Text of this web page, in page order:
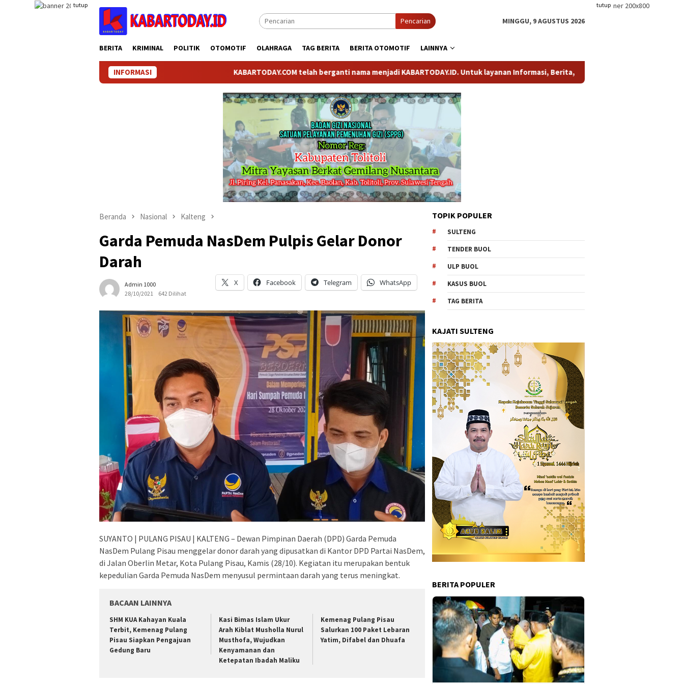
tutup tutup
Pencarian MINGGU, 9 AGUSTUS 2026
BERITA KRIMINAL POLITIK OTOMOTIF OLAHRAGA TAG BERITA BERITA OTOMOTIF LAINNYA
INFORMASI KABARTODAY.COM telah berganti nama menjadi KABARTODAY.ID. Untuk layanan Informasi, Berita, dan Iklan, hubungi kami di whatsapp
Beranda Nasional Kalteng
Garda Pemuda NasDem Pulpis Gelar Donor
Darah
Admin 1000
28/10/2021
642 Dilihat
X Facebook Telegram WhatsApp
SUYANTO | PULANG PISAU | KALTENG – Dewan Pimpinan Daerah (DPD) Garda Pemuda
NasDem Pulang Pisau menggelar donor darah yang dipusatkan di Kantor DPD Partai NasDem,
di Jalan Oberlin Metar, Kota Pulang Pisau, Kamis (28/10). Kegiatan itu merupakan bentuk
kepedulian Garda Pemuda NasDem menyusul permintaan darah yang terus meningkat.
BACAAN LAINNYA
SHM KUA Kahayan Kuala
Terbit, Kemenag Pulang
Pisau Siapkan Pengajuan
Gedung Baru
Kasi Bimas Islam Ukur
Arah Kiblat Musholla Nurul
Musthofa, Wujudkan
Kenyamanan dan
Ketepatan Ibadah Maliku
Kemenag Pulang Pisau
Salurkan 100 Paket Lebaran
Yatim, Difabel dan Dhuafa
TOPIK POPULER
SULTENG
TENDER BUOL
ULP BUOL
KASUS BUOL
TAG BERITA
KAJATI SULTENG
BERITA POPULER